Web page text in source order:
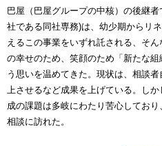
巴屋（巴屋グループの中核）の後継
社である同社専務)は、幼少期からリ
えるこの事業をいずれ託される、そ
の幸せのため、笑顔のため「新たな
う思いを温めてきた。現状は、相談
上させるなど成果を上げている。し
成の課題は多岐にわたり苦心してお
相談に訪れた。